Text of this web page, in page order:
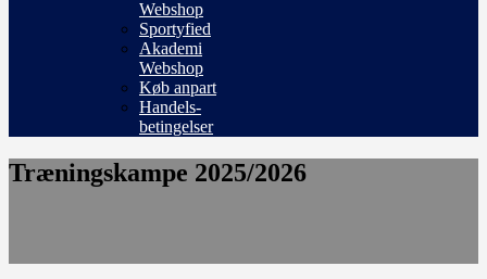
Webshop
Sportyfied
Akademi
Webshop
Køb anpart
Handels-
betingelser
Træningskampe 2025/2026